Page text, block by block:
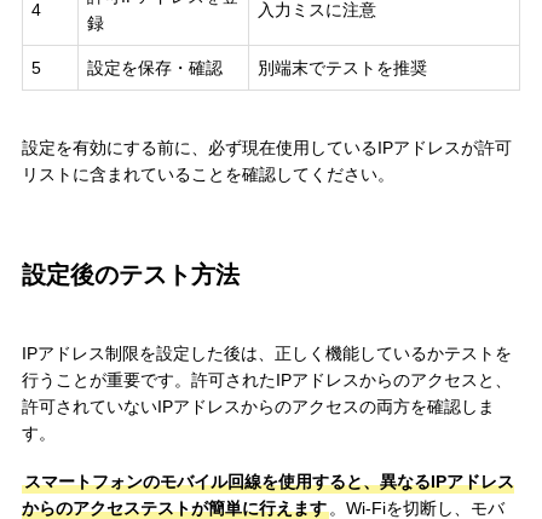
4
録
入力ミスに注意
5 設定を保存・確認 別端末でテストを推奨
設定を有効にする前に、必ず現在使用しているIPアドレスが許可
リストに含まれていることを確認してください。
設定後のテスト方法
IPアドレス制限を設定した後は、正しく機能しているかテストを
行うことが重要です。許可されたIPアドレスからのアクセスと、
許可されていないIPアドレスからのアクセスの両方を確認しま
す。
スマートフォンのモバイル回線を使用すると、異なるIPアドレス
からのアクセステストが簡単に行えます。Wi-Fiを切断し、モバ